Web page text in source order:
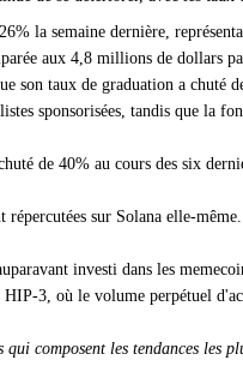
la semaine dernière,
aux 4,8 millions de dollars
taux de graduation a
sponsorisées, tandis que la
de 40% au cours des six
sur Solana elle-
investi dans les
3, où le volume perpétuel
composent les tendances les